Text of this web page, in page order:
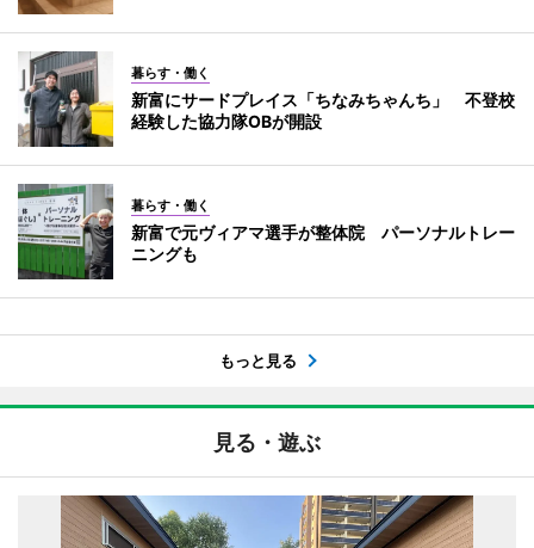
暮らす・働く
新富にサードプレイス「ちなみちゃんち」 不登校
経験した協力隊OBが開設
暮らす・働く
新富で元ヴィアマ選手が整体院 パーソナルトレー
ニングも
もっと見る
見る・遊ぶ